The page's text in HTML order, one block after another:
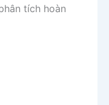
tích hoàn